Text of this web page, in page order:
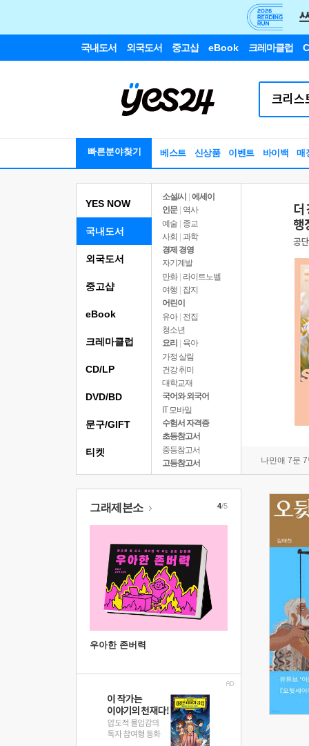
국내도서 외국도서 중고샵 eBook 크레마클럽
빠른분야찾기 베스트 신상품 이벤트 바이백 매
YES NOW
국내도서
소설/시
에세이
인문
역사
예술 | 종교
사회 | 과학
경제 경영
자기계발
만화 | 라이트노벨
여행
잡지
어린이
유아 | 전집
청소년
요리
육아
가정 살림
건강 취미
대학교재
국어와 외국어
IT 모바일
수험서 자격증
초등참고서
중등참고서
고등참고서
나민애 7문
외국도서
중고샵
eBook
크레마클럽
CD/LP
DVD/BD
문구/GIFT
티켓
그래제본소
우아한 존버력
4/5